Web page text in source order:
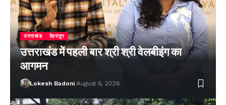
उत्तराखंड देहरादून
उत्तराखंड में पहली बार श्री श्री वेलबीइंग का
आगमन
Lokesh Badoni August 6, 2026